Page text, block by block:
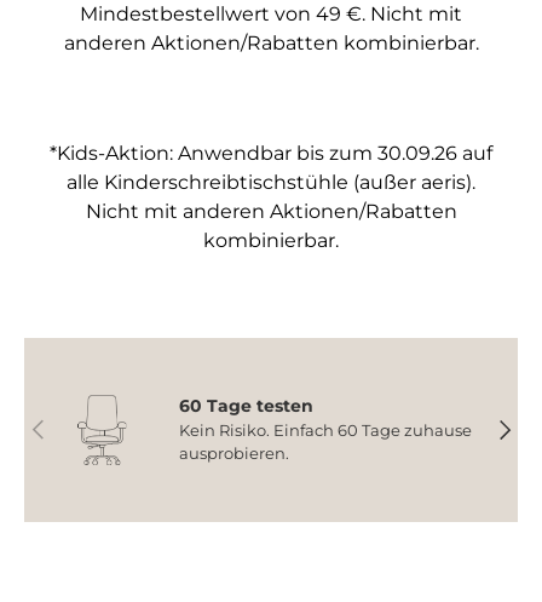
Mindestbestellwert von 49 €. Nicht mit
anderen Aktionen/Rabatten kombinierbar.
*Kids-Aktion: Anwendbar bis zum 30.09.26 auf
alle Kinderschreibtischstühle (außer aeris).
Nicht mit anderen Aktionen/Rabatten
kombinierbar.
Vorherige
60 Tage testen
Kein Risiko. Einfach 60 Tage zuhause
ausprobieren.